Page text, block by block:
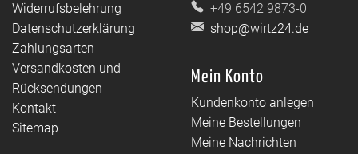
Widerrufsbelehrung
Datenschutzerklärung
Zahlungsarten
Versandkosten und
Rücksendungen
Kontakt
Sitemap
+49 6542 9873-0
shop@wirtz24.de
Mein Konto
Kundenkonto anlegen
Meine Bestellungen
Meine Nachrichten